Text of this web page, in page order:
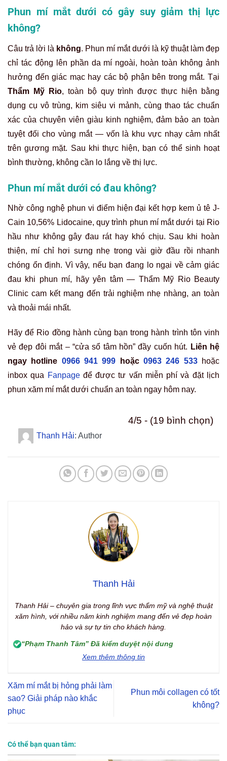
Phun mí mắt dưới có gây suy giảm thị lực
không?
Câu trả lời là không. Phun mí mắt dưới là kỹ thuật làm đẹp
chỉ tác động lên phần da mí ngoài, hoàn toàn không ảnh
hưởng đến giác mạc hay các bộ phận bên trong mắt. Tại
Thẩm Mỹ Rio, toàn bộ quy trình được thực hiện bằng
dụng cụ vô trùng, kim siêu vi mảnh, cùng thao tác chuẩn
xác của chuyên viên giàu kinh nghiệm, đảm bảo an toàn
tuyệt đối cho vùng mắt — vốn là khu vực nhạy cảm nhất
trên gương mặt. Sau khi thực hiện, bạn có thể sinh hoạt
bình thường, không cần lo lắng về thị lực.
Phun mí mắt dưới có đau không?
Nhờ công nghệ phun vi điểm hiện đại kết hợp kem ủ tê J-
Cain 10,56% Lidocaine, quy trình phun mí mắt dưới tại Rio
hầu như không gây đau rát hay khó chịu. Sau khi hoàn
thiện, mí chỉ hơi sưng nhẹ trong vài giờ đầu rồi nhanh
chóng ổn định. Vì vậy, nếu bạn đang lo ngại về cảm giác
đau khi phun mí, hãy yên tâm — Thẩm Mỹ Rio Beauty
Clinic cam kết mang đến trải nghiệm nhẹ nhàng, an toàn
và thoải mái nhất.
Hãy để Rio đồng hành cùng bạn trong hành trình tôn vinh
vẻ đẹp đôi mắt – “cửa sổ tâm hồn” đầy cuốn hút. Liên hệ
ngay hotline 0966 941 999 hoặc0963 246 533hoặc
inbox qua Fanpageđể được tư vấn miễn phí và đặt lịch
phun xăm mí mắt dưới chuẩn an toàn ngay hôm nay.
4/5 - (19 bình chọn)
Thanh Hải: Author
Thanh Hải
Thanh Hải – chuyên gia trong lĩnh vực thẩm mỹ và nghệ thuật
xăm hình, với nhiều năm kinh nghiệm mang đến vẻ đẹp hoàn
hảo và sự tự tin cho khách hàng.
“Phạm Thanh Tâm” Đã kiểm duyệt nội dung
Xem thêm thông tin
Xăm mí mắt bị hỏng phải làm
sao? Giải pháp nào khắc
phục
Phun môi collagen có tốt
không?
Có thể bạn quan tâm: